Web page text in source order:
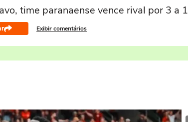
time paranaense vence rival por 3 a 1
Exibir comentários